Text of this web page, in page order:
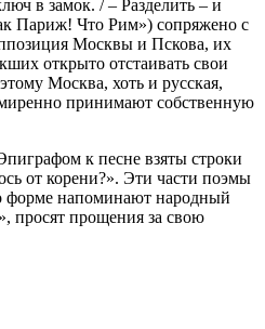
в замок. / – Разделить – и
Париж! Что Рим») сопряжено с
Москвы и Пскова, их
открыто отстаивать свои
Москва, хоть и русская,
принимают собственную
к песне взяты строки
от корени?». Эти части поэмы
форме напоминают народный
просят прощения за свою